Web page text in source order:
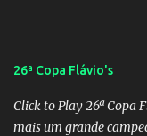
Castro Lino Veículo:
Campos Filho Veículo:
Nome: Victor Hugo de
02: Nome: Custódio
26ª Copa Flávio's
Click to Play 26ª Copa
mais um grande